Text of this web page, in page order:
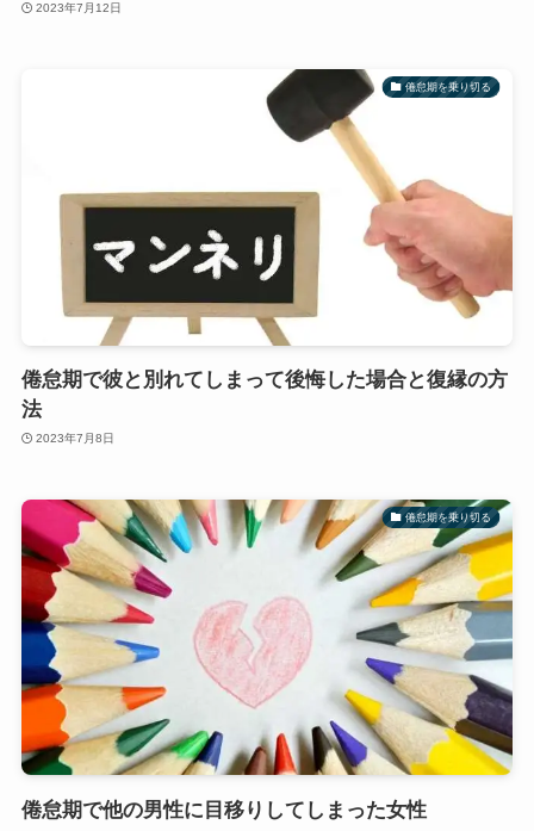
2023年7月12日
倦怠期を乗り切る
倦怠期で彼と別れてしまって後悔した場合と復縁の方
法
2023年7月8日
倦怠期を乗り切る
倦怠期で他の男性に目移りしてしまった女性